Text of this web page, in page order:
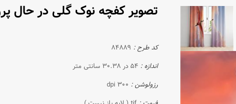
تصویر کفچه‌ نوک گلی در حال
کد طرح : 84889
اندازه : 54 در 30.38 سانتی متر
رزولوشن : 300 dpi